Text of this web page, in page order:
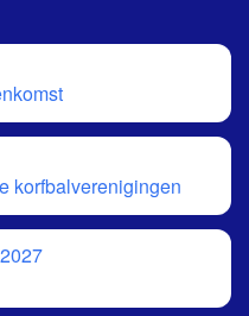
korfbalverenigingen